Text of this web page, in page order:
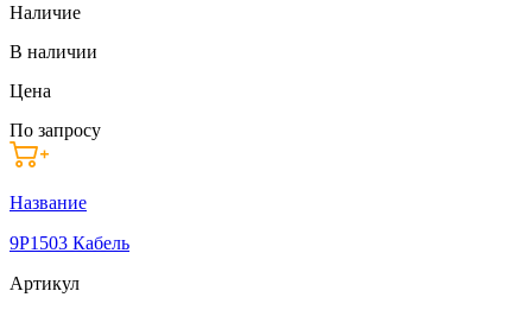
Наличие
В наличии
Цена
По запросу
Название
9P1503 Кабель
Артикул